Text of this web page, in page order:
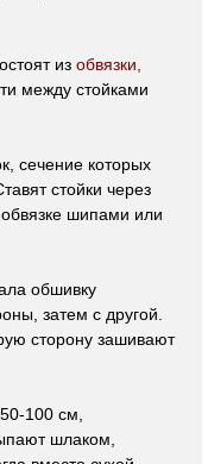
из обвязки,
между стойками
сечение которых
стойки через
обвязке шипами или
обшивку
затем с другой.
сторону зашивают
100 см,
шлаком,